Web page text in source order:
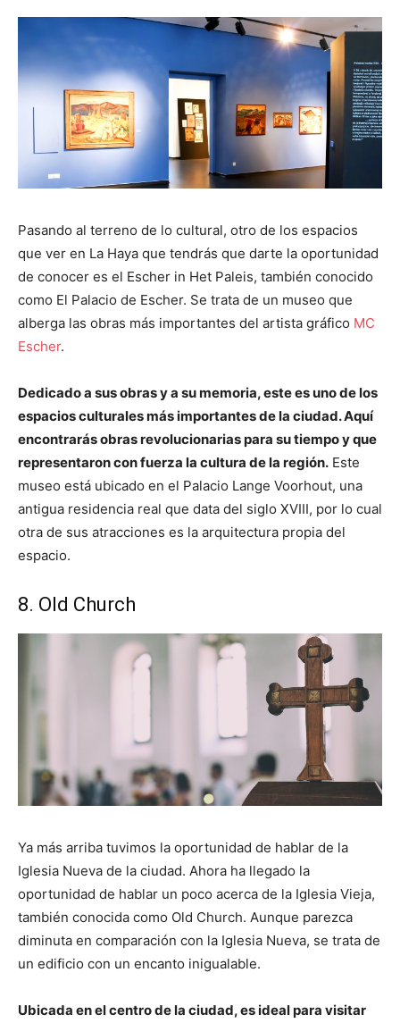
Pasando al terreno de lo cultural, otro de los espacios
que ver en La Haya que tendrás que darte la oportunidad
de conocer es el Escher in Het Paleis, también conocido
como El Palacio de Escher. Se trata de un museo que
alberga las obras más importantes del artista gráfico MC
Escher.
Dedicado a sus obras y a su memoria, este es uno de los
espacios culturales más importantes de la ciudad. Aquí
encontrarás obras revolucionarias para su tiempo y que
representaron con fuerza la cultura de la región. Este
museo está ubicado en el Palacio Lange Voorhout, una
antigua residencia real que data del siglo XVIII, por lo cual
otra de sus atracciones es la arquitectura propia del
espacio.
8. Old Church
Ya más arriba tuvimos la oportunidad de hablar de la
Iglesia Nueva de la ciudad. Ahora ha llegado la
oportunidad de hablar un poco acerca de la Iglesia Vieja,
también conocida como Old Church. Aunque parezca
diminuta en comparación con la Iglesia Nueva, se trata de
un edificio con un encanto inigualable.
Ubicada en el centro de la ciudad, es ideal para visitar